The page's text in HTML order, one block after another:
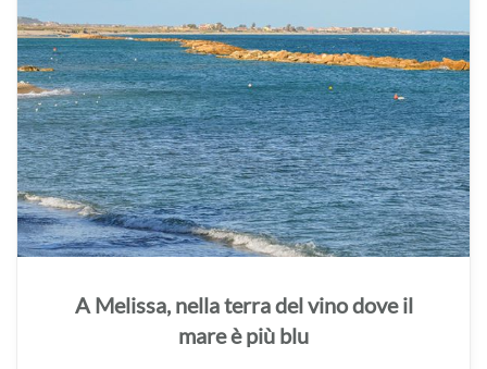
A Melissa, nella terra del vino dove il
mare è più blu